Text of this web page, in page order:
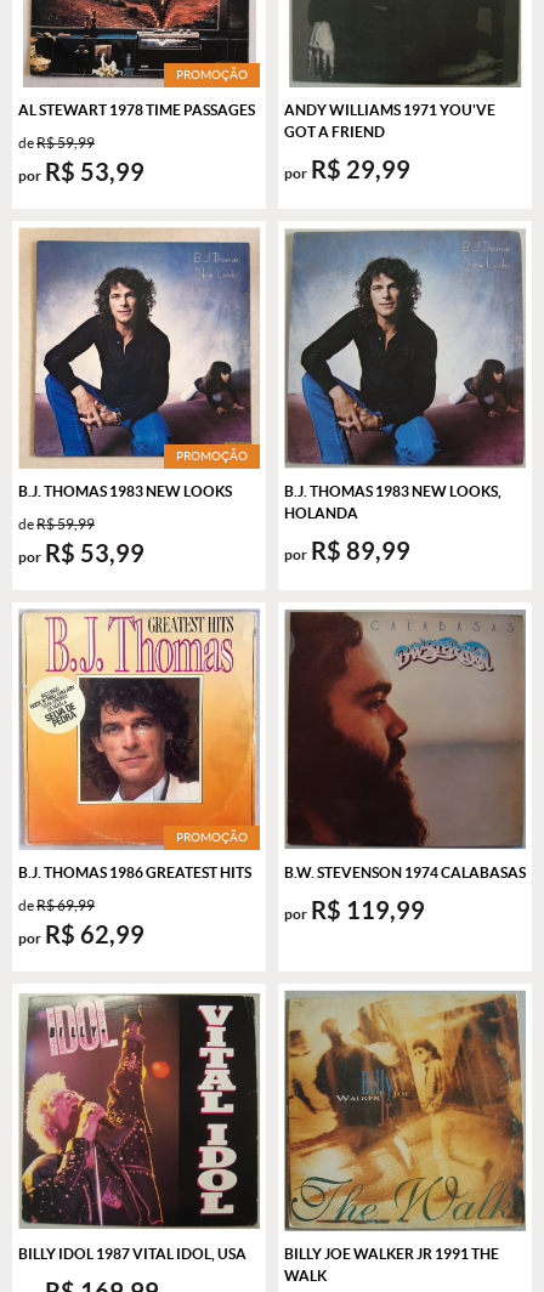
PROMOÇÃO
AL STEWART 1978 TIME PASSAGES
deR$ 59,99
por R$ 53,99
ANDY WILLIAMS 1971 YOU'VE
GOT A FRIEND
por R$ 29,99
PROMOÇÃO
B.J. THOMAS 1983 NEW LOOKS
deR$ 59,99
por R$ 53,99
B.J. THOMAS 1983 NEW LOOKS,
HOLANDA
por R$ 89,99
PROMOÇÃO
B.J. THOMAS 1986 GREATEST HITS
deR$ 69,99
por R$ 62,99
B.W. STEVENSON 1974 CALABASAS
por R$ 119,99
BILLY IDOL 1987 VITAL IDOL, USA
BILLY JOE WALKER JR 1991 THE
WALK